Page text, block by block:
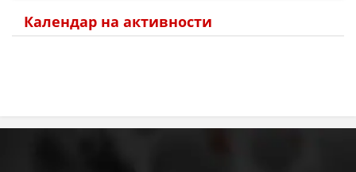
Календар на активности